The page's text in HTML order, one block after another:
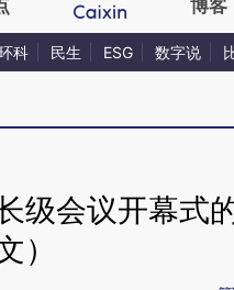
博客
科 民生 ESG 数字说
级会议开幕式
）